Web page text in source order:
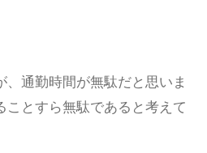
通勤時間が無駄だと思いま
ことすら無駄であると考えて